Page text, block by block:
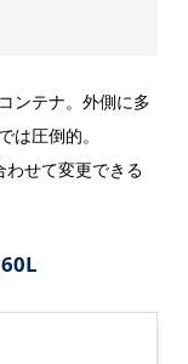
ンテナ。外側に多
は圧倒的。
せて変更できる